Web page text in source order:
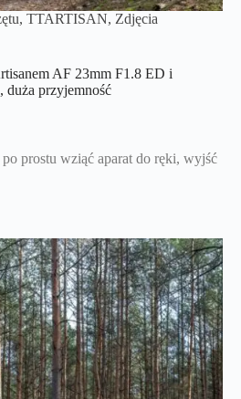
, TTARTISAN, Zdjęcia
AF 23mm F1.8 ED i
duża przyjemność
prostu wziąć aparat do ręki, wyjść